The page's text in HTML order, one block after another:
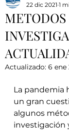
22 dic 2021 1
Actualizado: 6 ene
La pandemia
un gran
algunos
investigación